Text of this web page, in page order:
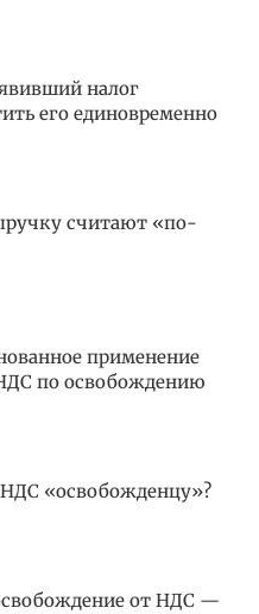
налог
его единовременно
считают «по-
применение
по освобождению
«освобожденцу»?
от НДС —